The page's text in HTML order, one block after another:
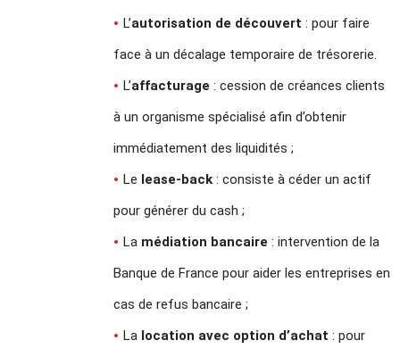
L’autorisation de découvert: pour faire
face à un décalage temporaire de trésorerie.
L’affacturage : cession de créances clients
à un organisme spécialisé afin d’obtenir
immédiatement des liquidités ;
Le lease-back : consiste à céder un actif
pour générer du cash ;
La médiation bancaire : intervention de la
Banque de France pour aider les entreprises en
cas de refus bancaire ;
La location avec option d’achat : pour